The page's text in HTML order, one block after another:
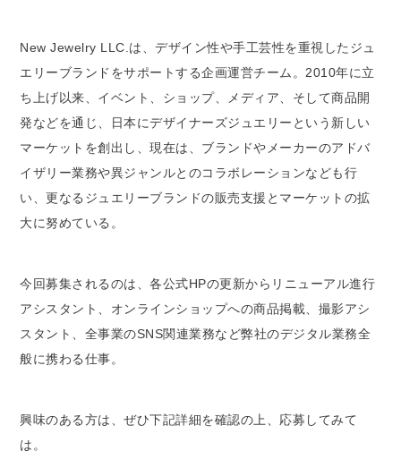
New Jewelry LLC.は、デザイン性や手工芸性を重視したジュ
エリーブランドをサポートする企画運営チーム。2010年に立
ち上げ以来、イベント、ショップ、メディア、そして商品開
発などを通じ、日本にデザイナーズジュエリーという新しい
マーケットを創出し、現在は、ブランドやメーカーのアドバ
イザリー業務や異ジャンルとのコラボレーションなども行
い、更なるジュエリーブランドの販売支援とマーケットの拡
大に努めている。
今回募集されるのは、各公式HPの更新からリニューアル進行
アシスタント、オンラインショップへの商品掲載、撮影アシ
スタント、全事業のSNS関連業務など弊社のデジタル業務全
般に携わる仕事。
興味のある方は、ぜひ下記詳細を確認の上、応募してみて
は。